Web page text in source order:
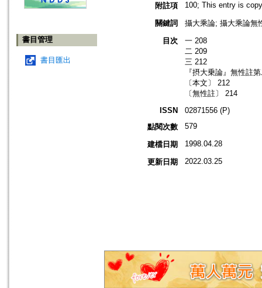
書目管理
書目匯出
附註項
100; This entry is
關鍵詞
攝大乘論; 攝大乘論無
目次
一 208
二 209
三 212
『摂大乗論』無性註
〔本文〕 212
〔無性註〕 214
ISSN
02871556 (P)
點閱次數
579
建檔日期 1998.04.28
更新日期 2022.03.25